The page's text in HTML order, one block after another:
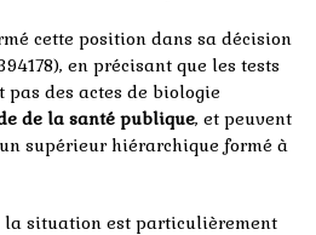
cette position dans sa décision
en précisant que les tests
des actes de biologie
de la santé publique, et peuvent
supérieur hiérarchique formé à
la situation est particulièrement